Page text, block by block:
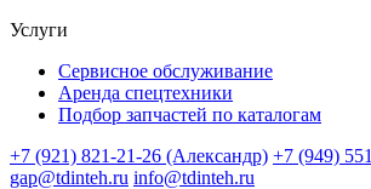
Услуги
Сервисное обслуживание
Аренда спецтехники
Подбор запчастей по каталогам
+7 (921) 821-21-26 (Александр) +7 (949)
gap@tdinteh.ru info@tdinteh.ru